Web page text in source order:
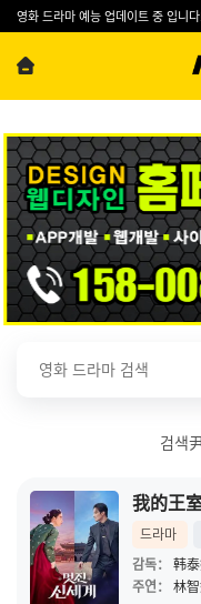
영화 드라마 예능 업데이트 중 입니
검색
我的王
드라마
감독：
韩
주연：
林